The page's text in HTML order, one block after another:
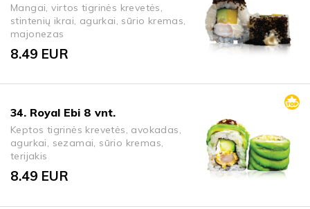
Mangai, virtos tigrinės krevetės,
stintenių ikrai, agurkai, sūrio kremas,
majonezas
8.49 EUR
34. Royal Ebi 8 vnt.
Keptos tigrinės krevetės, avokadas,
agurkai, sezamai, sūrio kremas,
terijakis
8.49 EUR